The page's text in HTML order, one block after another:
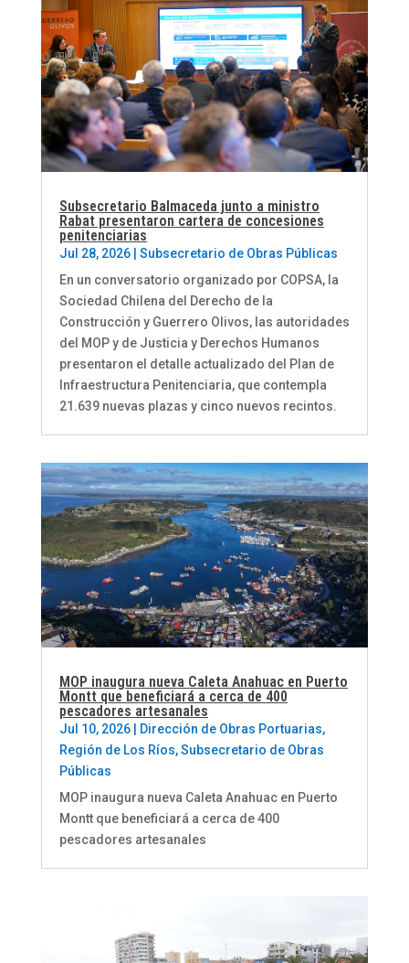
Subsecretario Balmaceda junto a ministro
Rabat presentaron cartera de concesiones
penitenciarias
Jul 28, 2026| Subsecretario de Obras Públicas
En un conversatorio organizado por COPSA, la
Sociedad Chilena del Derecho de la
Construcción y Guerrero Olivos, las autoridades
del MOP y de Justicia y Derechos Humanos
presentaron el detalle actualizado del Plan de
Infraestructura Penitenciaria, que contempla
21.639 nuevas plazas y cinco nuevos recintos.
MOP inaugura nueva Caleta Anahuac en Puerto
Montt que beneficiará a cerca de 400
pescadores artesanales
Jul 10, 2026| Dirección de Obras Portuarias,
Región de Los Ríos,Subsecretario de Obras
Públicas
MOP inaugura nueva Caleta Anahuac en Puerto
Montt que beneficiará a cerca de 400
pescadores artesanales